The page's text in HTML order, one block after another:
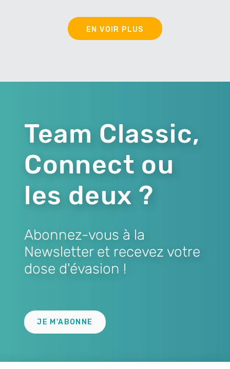
EN VOIR PLUS
Team Classic,
Connect ou
les deux ?
Abonnez-vous à la
Newsletter et recevez votre
dose d'évasion !
JE M'ABONNE